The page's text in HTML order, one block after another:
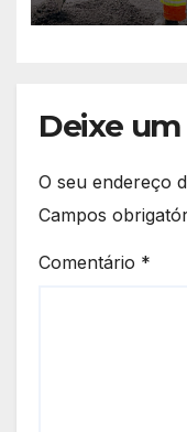
Deixe
O seu endereço
Campos
Comentário *